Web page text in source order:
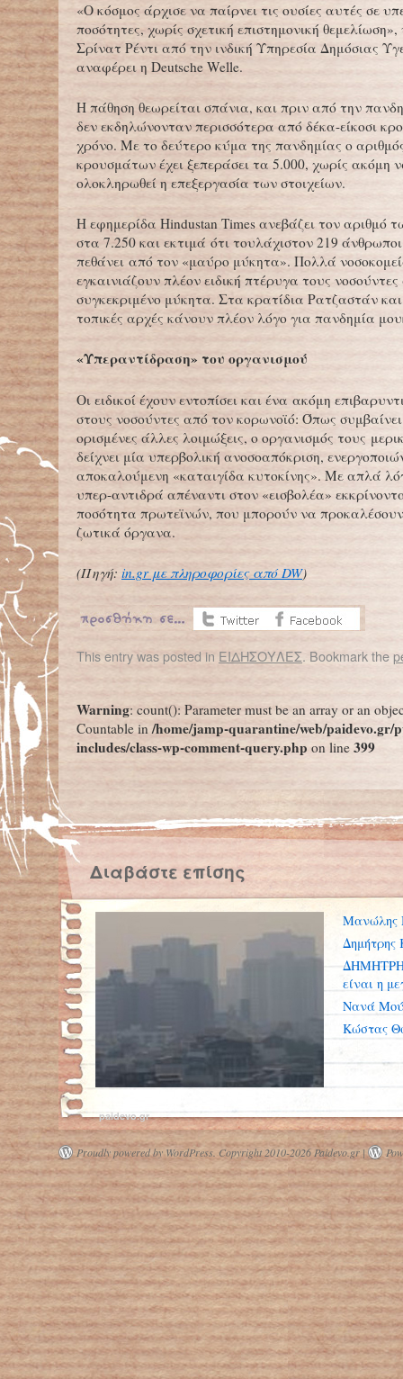
«Ο κόσμος άρχισε να παίρνει τις ουσίες αυτές σε
ποσότητες, χωρίς σχετική επιστημονική θεμελίωση»,
Σρίνατ Ρέντι από την ινδική Υπηρεσία Δημόσιας
αναφέρει η Deutsche Welle.
H πάθηση θεωρείται σπάνια, και πριν από την
δεν εκδηλώνονταν περισσότερα από δέκα-είκοσι
χρόνο. Με το δεύτερο κύμα της πανδημίας ο
κρουσμάτων έχει ξεπεράσει τα 5.000, χωρίς ακόμη
ολοκληρωθεί η επεξεργασία των στοιχείων.
Η εφημερίδα Hindustan Times ανεβάζει τον αριθμό
στα 7.250 και εκτιμά ότι τουλάχιστον 219
πεθάνει από τον «μαύρο μύκητα». Πολλά
εγκαινιάζουν πλέον ειδική πτέρυγα τους
συγκεκριμένο μύκητα. Στα κρατίδια Ρατζαστάν
τοπικές αρχές κάνουν πλέον λόγο για πανδημία
«Υπεραντίδραση» του οργανισμού
Οι ειδικοί έχουν εντοπίσει και ένα ακόμη
στους νοσούντες από τον κορωνοϊό: Όπως συμβαίνει
ορισμένες άλλες λοιμώξεις, ο οργανισμός τους
δείχνει μία υπερβολική ανοσοαπόκριση,
αποκαλούμενη «καταιγίδα κυτοκίνης». Με απλά
υπερ-αντιδρά απέναντι στον «εισβολέα»
ποσότητα πρωτεϊνών, που μπορούν να
ζωτικά όργανα.
(Πηγή: in.gr με πληροφορίες από DW)
This entry was posted in ΕΙΔΗΣΟΥΛΕΣ. Bookmark the
←Μερική αποκατάσταση της όρασης ενός τυφλού μέσω νέας οπτογενετικής θεραπείας
Warning: count(): Parameter must be an array or an
Countable in/home/jamp-quarantine/web/paidevo.gr/
includes/class-wp-comment-query.php on line 399
Διαβάστε επίσης
«Κόκκινος συναγερμός» για τα
επίπεδα του διοξειδίου του άνθρακα
στην ατμόσφαιρα
Μανώλης
Δημήτρης
είναι η
Νανά
Κώστας
paidevo.gr
Proudly powered by WordPress. Copyright 2010-2026 Paidevo.gr |